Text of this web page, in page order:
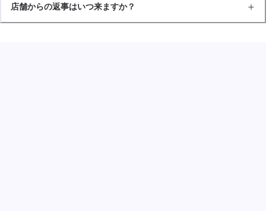
店舗からの返事はいつ来ますか？